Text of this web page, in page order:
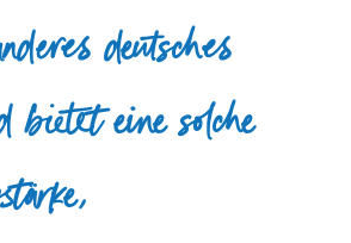
deutsches
bietet eine solche